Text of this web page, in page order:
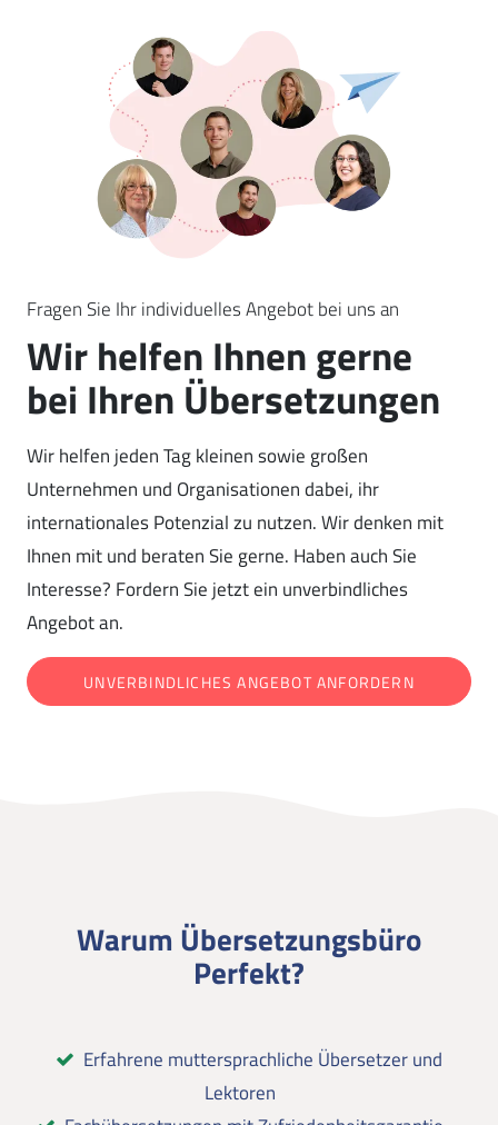
Fragen Sie Ihr individuelles Angebot bei uns an
Wir helfen Ihnen gerne
bei Ihren Übersetzungen
Wir helfen jeden Tag kleinen sowie großen
Unternehmen und Organisationen dabei, ihr
internationales Potenzial zu nutzen. Wir denken mit
Ihnen mit und beraten Sie gerne. Haben auch Sie
Interesse? Fordern Sie jetzt ein unverbindliches
Angebot an.
UNVERBINDLICHES ANGEBOT ANFORDERN
Warum Übersetzungsbüro
Perfekt?
Erfahrene muttersprachliche Übersetzer und
Lektoren